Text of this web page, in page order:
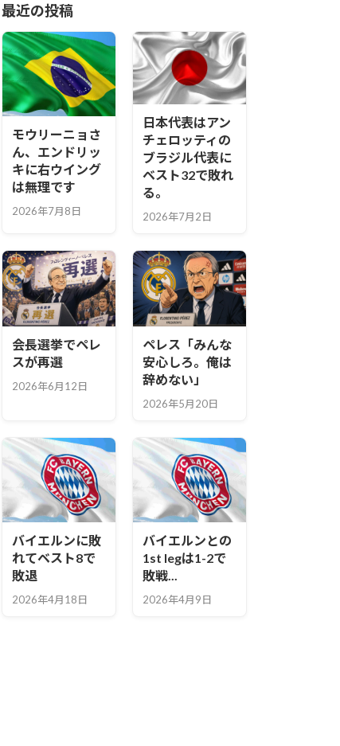
最近の投稿
モウリーニョさ
ん、エンドリッ
キに右ウイング
は無理です
2026年7月8日
日本代表はアン
チェロッティの
ブラジル代表に
ベスト32で敗れ
る。
2026年7月2日
会長選挙でペレ
スが再選
2026年6月12日
ペレス「みんな
安心しろ。俺は
辞めない」
2026年5月20日
バイエルンに敗
れてベスト8で
敗退
2026年4月18日
バイエルンとの
1st legは1-2で
敗戦...
2026年4月9日